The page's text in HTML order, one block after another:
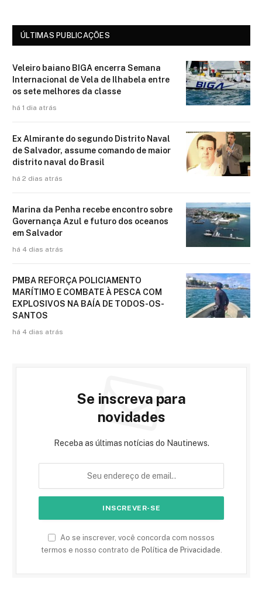
ÚLTIMAS PUBLICAÇÕES
Veleiro baiano BIGA encerra Semana
Internacional de Vela de Ilhabela entre
os sete melhores da classe
há 1 dia atrás
Ex Almirante do segundo Distrito Naval
de Salvador, assume comando de maior
distrito naval do Brasil
há 2 dias atrás
Marina da Penha recebe encontro sobre
Governança Azul e futuro dos oceanos
em Salvador
há 4 dias atrás
PMBA REFORÇA POLICIAMENTO
MARÍTIMO E COMBATE À PESCA COM
EXPLOSIVOS NA BAÍA DE TODOS-OS-
SANTOS
há 4 dias atrás
Se inscreva para
novidades
Receba as últimas notícias do Nautinews.
Ao se inscrever, você concorda com nossos
termos e nosso contrato de Política de Privacidade.